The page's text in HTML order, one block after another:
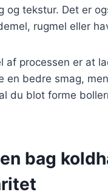
og tekstur. Det er
rugmel eller
af processen er at
en bedre smag,
du blot forme
bag